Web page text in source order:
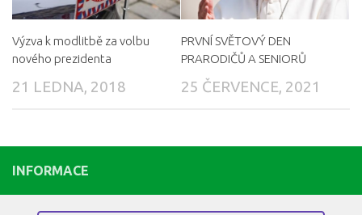
Výzva k modlitbě za volbu
nového prezidenta
21 LEDNA, 2018
PRVNÍ SVĚTOVÝ DEN
PRARODIČŮ A SENIORŮ
25 ČERVENCE, 2021
INFORMACE